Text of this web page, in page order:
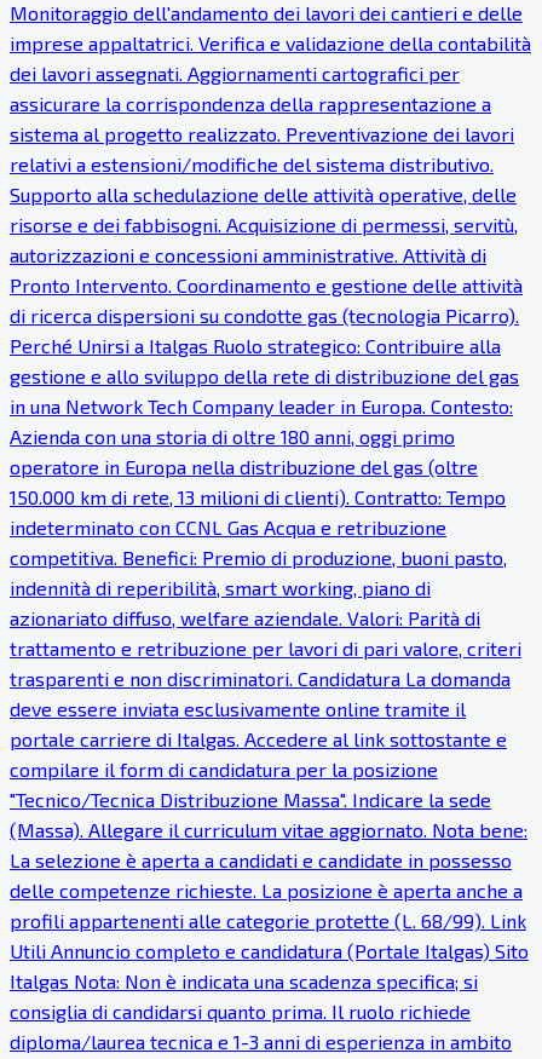
Monitoraggio dell'andamento dei lavori dei cantieri e delle
imprese appaltatrici. Verifica e validazione della contabilità
dei lavori assegnati. Aggiornamenti cartografici per
assicurare la corrispondenza della rappresentazione a
sistema al progetto realizzato. Preventivazione dei lavori
relativi a estensioni/modifiche del sistema distributivo.
Supporto alla schedulazione delle attività operative, delle
risorse e dei fabbisogni. Acquisizione di permessi, servitù,
autorizzazioni e concessioni amministrative. Attività di
Pronto Intervento. Coordinamento e gestione delle attività
di ricerca dispersioni su condotte gas (tecnologia Picarro).
Perché Unirsi a Italgas Ruolo strategico: Contribuire alla
gestione e allo sviluppo della rete di distribuzione del gas
in una Network Tech Company leader in Europa. Contesto:
Azienda con una storia di oltre 180 anni, oggi primo
operatore in Europa nella distribuzione del gas (oltre
150.000 km di rete, 13 milioni di clienti). Contratto: Tempo
indeterminato con CCNL Gas Acqua e retribuzione
competitiva. Benefici: Premio di produzione, buoni pasto,
indennità di reperibilità, smart working, piano di
azionariato diffuso, welfare aziendale. Valori: Parità di
trattamento e retribuzione per lavori di pari valore, criteri
trasparenti e non discriminatori. Candidatura La domanda
deve essere inviata esclusivamente online tramite il
portale carriere di Italgas. Accedere al link sottostante e
compilare il form di candidatura per la posizione
"Tecnico/Tecnica Distribuzione Massa". Indicare la sede
(Massa). Allegare il curriculum vitae aggiornato. Nota bene:
La selezione è aperta a candidati e candidate in possesso
delle competenze richieste. La posizione è aperta anche a
profili appartenenti alle categorie protette (L. 68/99). Link
Utili Annuncio completo e candidatura (Portale Italgas) Sito
Italgas Nota: Non è indicata una scadenza specifica; si
consiglia di candidarsi quanto prima. Il ruolo richiede
diploma/laurea tecnica e 1-3 anni di esperienza in ambito